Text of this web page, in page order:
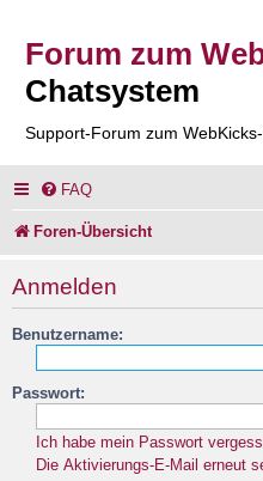
Forum zum
Chatsystem
Support-Forum zum
FAQ
Foren-Übersicht
Anmelden
Benutzername:
Passwort:
Ich habe mein Passwort
Die Aktivierungs-E-Mail erneut